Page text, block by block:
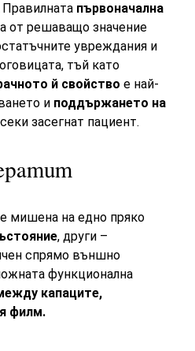
Правилната първоначална
от решаващо значение
увреждания и
тъй като
й свойство е най-
и поддържането на
засегнат пациент.
мишена на едно пряко
, други –
спрямо външно
функционална
капаците,
филм.